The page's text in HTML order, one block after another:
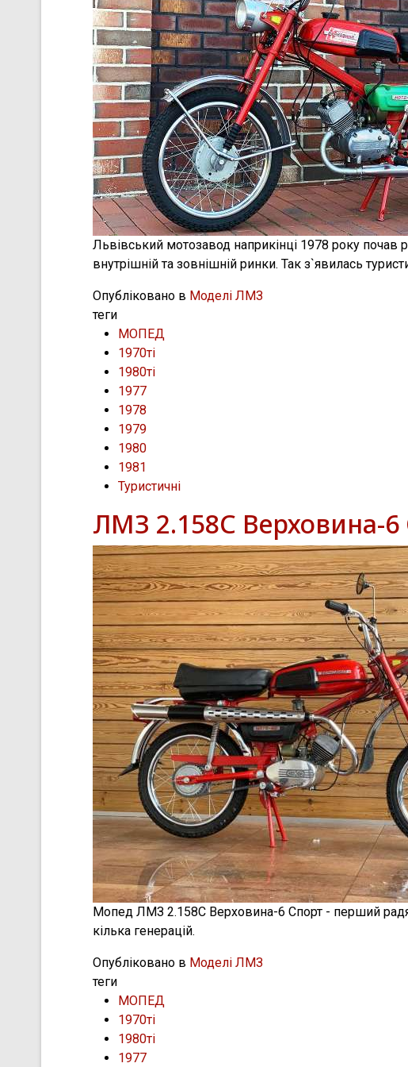
Львівський мотозавод наприкінці 1978 року
внутрішній та зовнішній ринки. Так з`явилась
Опубліковано в Моделі ЛМЗ
теги
МОПЕД
1970ті
1980ті
1977
1978
1979
1980
1981
Туристичні
ЛМЗ 2.158С Верховина-6
Мопед ЛМЗ 2.158С Верховина-6 Спорт - перший
кілька генерацій.
Опубліковано в Моделі ЛМЗ
теги
МОПЕД
1970ті
1980ті
1977